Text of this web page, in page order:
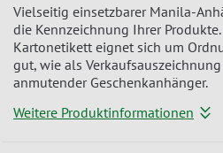
Vielseitig einsetzbarer Manila-
die Kennzeichnung Ihrer
Kartonetikett eignet sich um
gut, wie als
anmutender Geschenkanhänger.
Weitere Produktinformationen